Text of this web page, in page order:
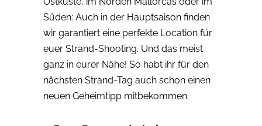
Süden: Auch in der Hauptsaison finden
wir garantiert eine perfekte Location für
euer Strand-Shooting. Und das meist
ganz in eurer Nähe! So habt ihr für den
nächsten Strand-Tag auch schon einen
neuen Geheimtipp mitbekommen.